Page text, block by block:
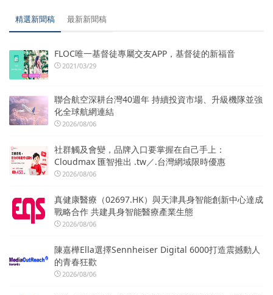
精選新聞稿 最新新聞稿
FLOC唯一基督徒專屬交友APP，基督徒的新福音
2021/03/29
聯合航空深耕台灣40週年 持續投資市場、升級機隊並強
化全球航網連結
2026/08/06
社群觸及會變，品牌入口要掌握在自己手上：
Cloudmax 匯智推出 .tw／.台灣網域限時優惠
2026/08/06
真健康醫療（02697.HK）與天津具身智能創新中心達成
戰略合作 共建具身智能醫療產業生態
2026/08/06
陳嘉樺Ella選擇Sennheiser Digital 6000打造震撼動人
的青春狂歡
2026/08/06